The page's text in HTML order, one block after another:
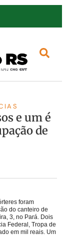
e um é
de
foram
do canteiro de
3, no Pará. Dois
Federal, Tropa de
em mil reais. Um